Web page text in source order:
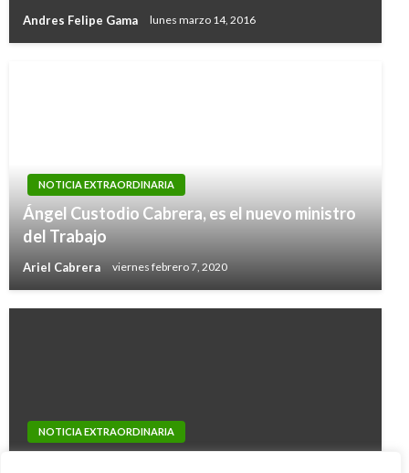
Andres Felipe Gama lunes marzo 14, 2016
NOTICIA EXTRAORDINARIA
Ángel Custodio Cabrera, es el nuevo ministro
del Trabajo
Ariel Cabrera viernes febrero 7, 2020
NOTICIA EXTRAORDINARIA
POLÍTICA